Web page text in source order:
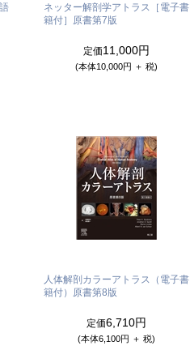
ネッター解剖学アトラス［電子書
籍付］
原書第7版
定価11,000円
(本体10,000円 ＋ 税)
人体解剖カラーアトラス（電子書
籍付）
原書第8版
定価6,710円
(本体6,100円 ＋ 税)